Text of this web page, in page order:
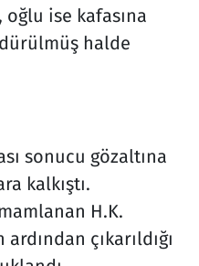
ise kafasına
halde
sonucu gözaltına
kalkıştı.
H.K.
çıkarıldığı